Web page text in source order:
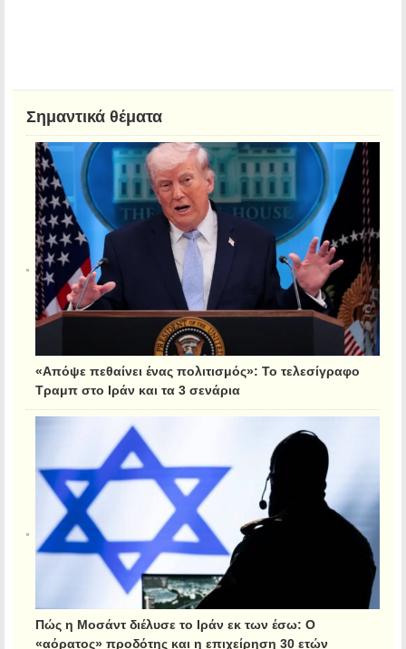
Σημαντικά θέματα
«Απόψε πεθαίνει ένας πολιτισμός»: Το τελεσίγραφο
Τραμπ στο Ιράν και τα 3 σενάρια
Πώς η Μοσάντ διέλυσε το Ιράν εκ των έσω: Ο
«αόρατος» προδότης και η επιχείρηση 30 ετών